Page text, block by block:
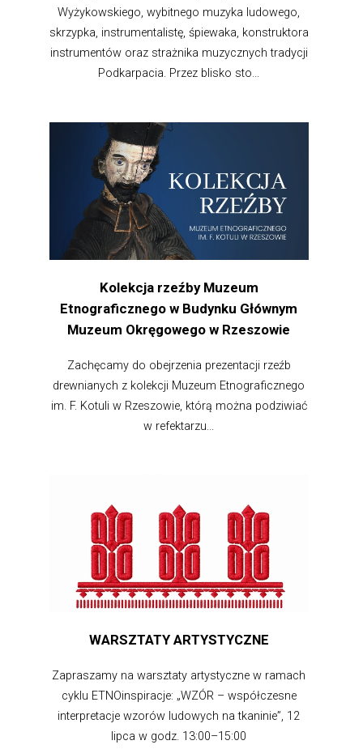
Wyżykowskiego, wybitnego muzyka ludowego,
skrzypka, instrumentalistę, śpiewaka, konstruktora
instrumentów oraz strażnika muzycznych tradycji
Podkarpacia. Przez blisko sto...
Kolekcja rzeźby Muzeum
Etnograficznego w Budynku Głównym
Muzeum Okręgowego w Rzeszowie
Zachęcamy do obejrzenia prezentacji rzeźb
drewnianych z kolekcji Muzeum Etnograficznego
im. F. Kotuli w Rzeszowie, którą można podziwiać
w refektarzu...
WARSZTATY ARTYSTYCZNE
Zapraszamy na warsztaty artystyczne w ramach
cyklu ETNOinspiracje: „WZÓR – współczesne
interpretacje wzorów ludowych na tkaninie”, 12
lipca w godz. 13:00–15:00